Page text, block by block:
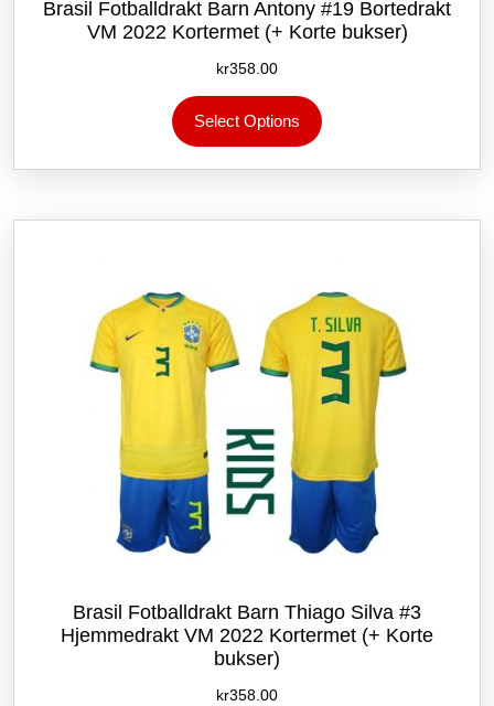
Brasil Fotballdrakt Barn Antony #19 Bortedrakt
VM 2022 Kortermet (+ Korte bukser)
kr358.00
Select Options
produktet
flere
Alternativene
på
produktsiden
Brasil Fotballdrakt Barn Thiago Silva #3
Hjemmedrakt VM 2022 Kortermet (+ Korte
bukser)
kr358.00